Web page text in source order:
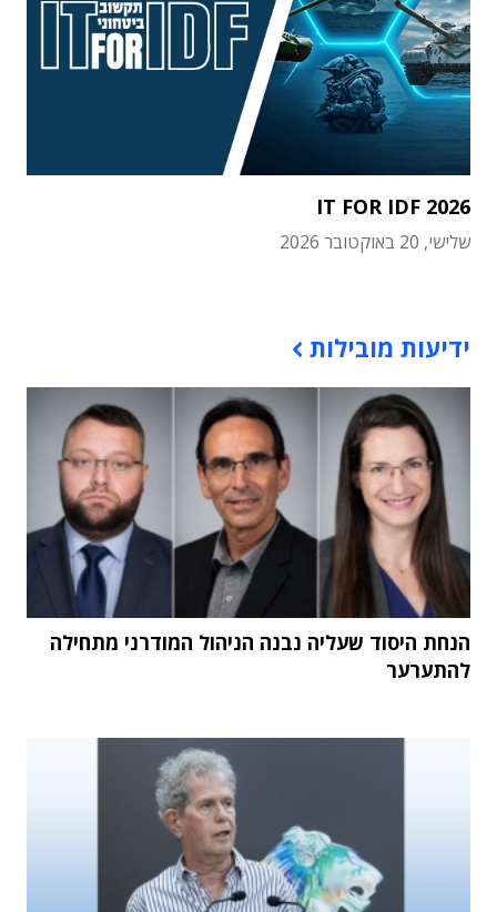
IT FOR IDF 2026
שלישי, 20 באוקטובר 2026
ידיעות מובילות
הנחת היסוד שעליה נבנה הניהול המודרני מתחילה
להתערער